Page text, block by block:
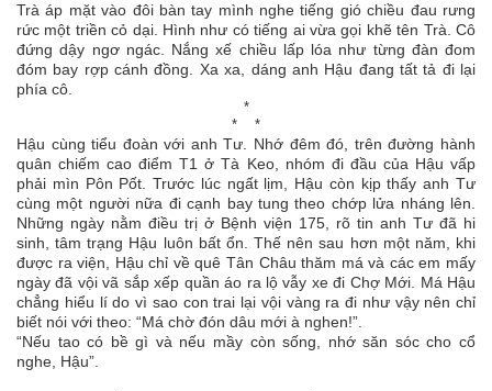
Trà áp mặt vào đôi bàn tay mình nghe tiếng gió chiều đau rưng
rức một triền cỏ dại. Hình như có tiếng ai vừa gọi khẽ tên Trà. Cô
đứng dậy ngơ ngác. Nắng xế chiều lấp lóa như từng đàn đom
đóm bay rợp cánh đồng. Xa xa, dáng anh Hậu đang tất tả đi lại
phía cô.
*
* *
Hậu cùng tiểu đoàn với anh Tư. Nhớ đêm đó, trên đường hành
quân chiếm cao điểm T1 ở Tà Keo, nhóm đi đầu của Hậu vấp
phải mìn Pôn Pốt. Trước lúc ngất lịm, Hậu còn kịp thấy anh Tư
cùng một người nữa đi cạnh bay tung theo chớp lửa nháng lên.
Những ngày nằm điều trị ở Bệnh viện 175, rõ tin anh Tư đã hi
sinh, tâm trạng Hậu luôn bất ổn. Thế nên sau hơn một năm, khi
được ra viện, Hậu chỉ về quê Tân Châu thăm má và các em mấy
ngày đã vội vã sắp xếp quần áo ra lộ vẫy xe đi Chợ Mới. Má Hậu
chẳng hiểu lí do vì sao con trai lại vội vàng ra đi như vậy nên chỉ
biết nói với theo: “Má chờ đón dâu mới à nghen!”.
“Nếu tao có bề gì và nếu mầy còn sống, nhớ săn sóc cho cổ
nghe, Hậu”.